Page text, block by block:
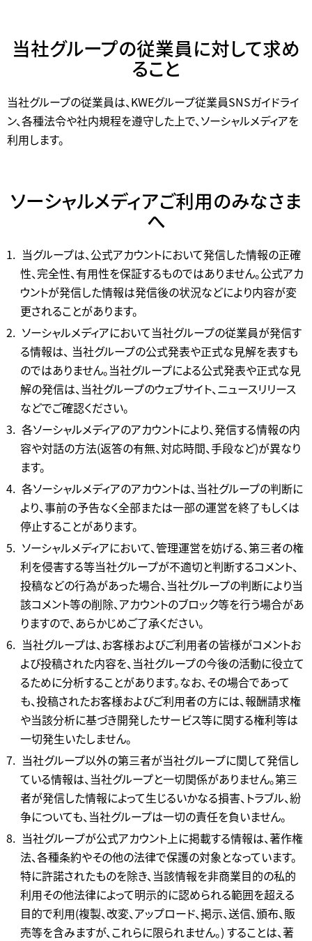
当社グループの従業員に対して求め
ること
当社グループの従業員は、KWEグループ従業員SNSガイドライ
ン、各種法令や社内規程を遵守した上で、ソーシャルメディアを
利用します。
ソーシャルメディアご利用のみなさま
へ
当グループは、公式アカウントにおいて発信した情報の正確
性、完全性、有用性を保証するものではありません。公式アカ
ウントが発信した情報は発信後の状況などにより内容が変
更されることがあります。
ソーシャルメディアにおいて当社グループの従業員が発信す
る情報は、 当社グループの公式発表や正式な見解を表すも
のではありません。当社グループによる公式発表や正式な見
解の発信は、当社グループのウェブサイト、ニュースリリース
などでご確認ください。
各ソーシャルメディアのアカウントにより、発信する情報の内
容や対話の方法(返答の有無、対応時間、手段など)が異なり
ます。
各ソーシャルメディアのアカウントは、当社グループの判断に
より、事前の予告なく全部または一部の運営を終了もしくは
停止することがあります。
ソーシャルメディアにおいて、管理運営を妨げる、第三者の権
利を侵害する等当社グループが不適切と判断するコメント、
投稿などの行為があった場合、当社グループの判断により当
該コメント等の削除、アカウントのブロック等を行う場合があ
りますので、あらかじめご了承ください。
当社グループは、お客様およびご利用者の皆様がコメントお
よび投稿された内容を、当社グループの今後の活動に役立て
るために分析することがあります。なお、その場合であって
も、投稿されたお客様およびご利用者の方には、報酬請求権
や当該分析に基づき開発したサービス等に関する権利等は
一切発生いたしません。
当社グループ以外の第三者が当社グループに関して発信し
ている情報は、当社グループと一切関係がありません。第三
者が発信した情報によって生じるいかなる損害、トラブル、紛
争についても、当社グループは一切の責任を負いません。
当社グループが公式アカウント上に掲載する情報は、著作権
法、各種条約やその他の法律で保護の対象となっています。
特に許諾されたものを除き、当該情報を非商業目的の私的
利用その他法律によって明示的に認められる範囲を超える
目的で利用(複製、改変、アップロード、掲示、送信、頒布、販
売等を含みますが、これらに限られません。) することは、著